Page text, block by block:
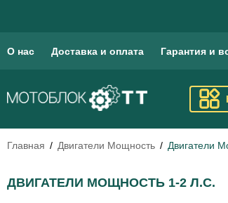
О нас Доставка и оплата Гарантия и
Главная Двигатели Мощность Двигатели
ДВИГАТЕЛИ МОЩНОСТЬ 1-2 Л.C.